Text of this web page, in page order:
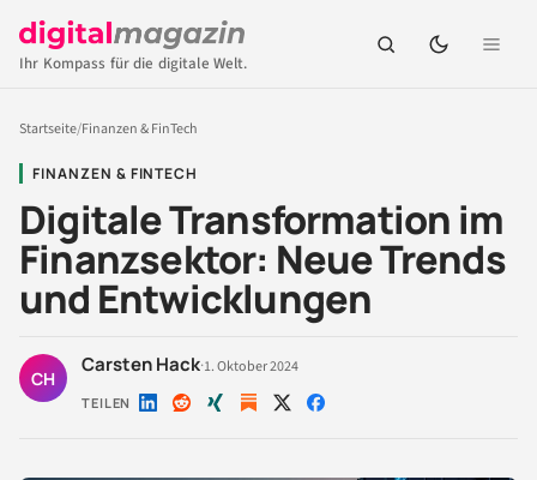
Ihr Kompass für die digitale Welt.
Startseite/Finanzen & FinTech
FINANZEN & FINTECH
Digitale Transformation im
Finanzsektor: Neue Trends
und Entwicklungen
CH
Carsten Hack·1. Oktober 2024
TEILEN Auf Auf Auf Auf Auf